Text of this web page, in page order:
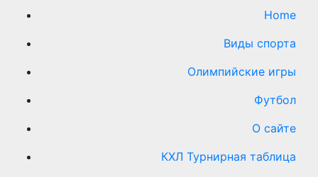
Home
Виды cпорта
Олимпийские игры
Футбол
О сайте
КХЛ Турнирная таблица